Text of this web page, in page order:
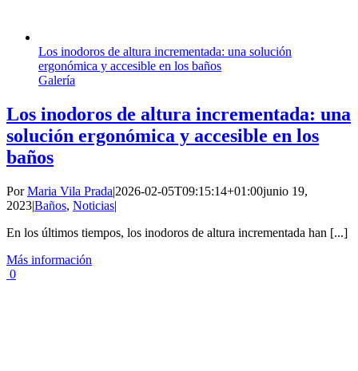
Los inodoros de altura incrementada: una solución
ergonómica y accesible en los baños
Galería
Los inodoros de altura incrementada: una
solución ergonómica y accesible en los
baños
PorMaria Vila Prada|2026-02-05T09:15:14+01:00junio 19,
2023|Baños, Noticias|
En los últimos tiempos, los inodoros de altura incrementada han [...]
Más información
0